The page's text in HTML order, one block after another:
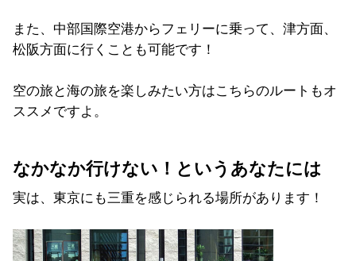
また、中部国際空港からフェリーに乗って、津方面、
松阪方面に行くことも可能です！
空の旅と海の旅を楽しみたい方はこちらのルートもオ
ススメですよ。
なかなか行けない！というあなたには
実は、東京にも三重を感じられる場所があります！